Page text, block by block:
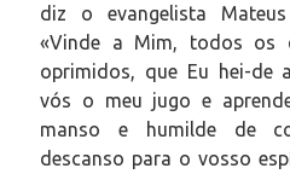
diz o evangelista
«Vinde a Mim, todos os
oprimidos, que Eu hei-de
vós o meu jugo e
manso e humilde de
descanso para o vosso